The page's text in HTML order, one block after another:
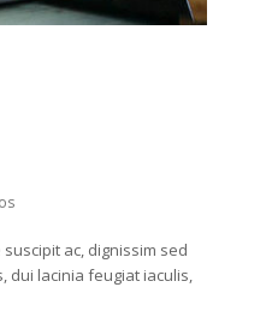
ac, dignissim sed
dui lacinia feugiat iaculis,